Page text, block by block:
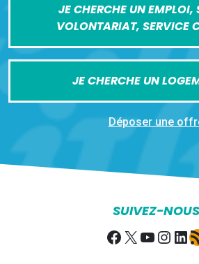
JE CHERCHE UN EMPLOI,
VOLONTARIAT, SERVICE
JE CHERCHE UN
Déposer une
SUIVEZ-NOUS
Facebook
X